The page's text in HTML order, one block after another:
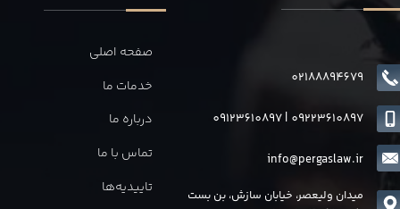
صفحه اصلی
خدمات ما
درباره ما
تماس با ما
تاییدیه‌ها
02188894679
info@pergaslaw.ir
09123610897| 09223610897
میدان ولیعصر، خیابان سازش، بن بست